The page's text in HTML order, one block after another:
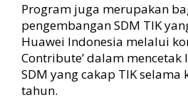
Program juga merupakan
pengembangan SDM TIK
Huawei Indonesia melalui
Contribute’ dalam
SDM yang cakap TIK selama
tahun.